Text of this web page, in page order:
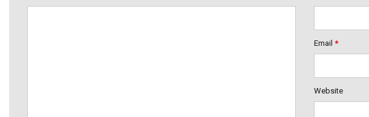
Email *
Website